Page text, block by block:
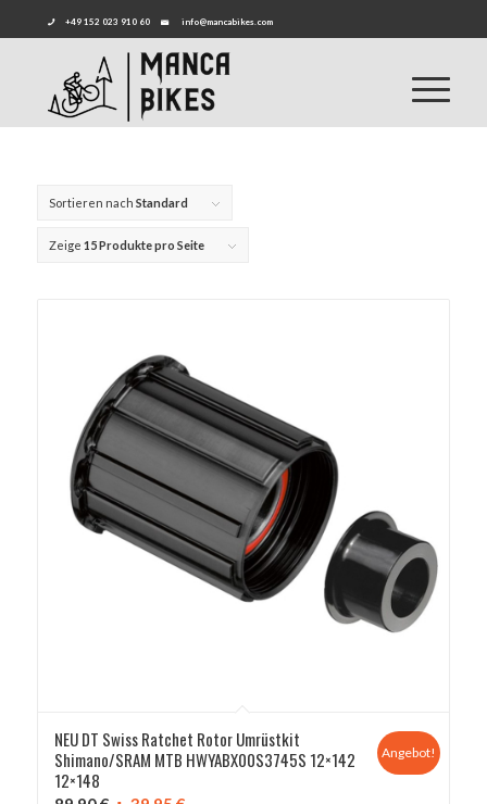
+49 152 023 910 60 info@mancabikes.com
Sortieren nach Standard
Zeige 15 Produkte pro Seite
NEU DT Swiss Ratchet Rotor Umrüstkit
Shimano/SRAM MTB HWYABX00S3745S 12×142
12×148
Angebot!